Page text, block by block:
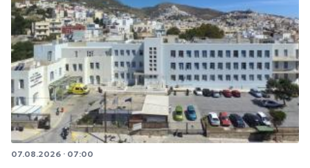
07.08.2026 · 07:00